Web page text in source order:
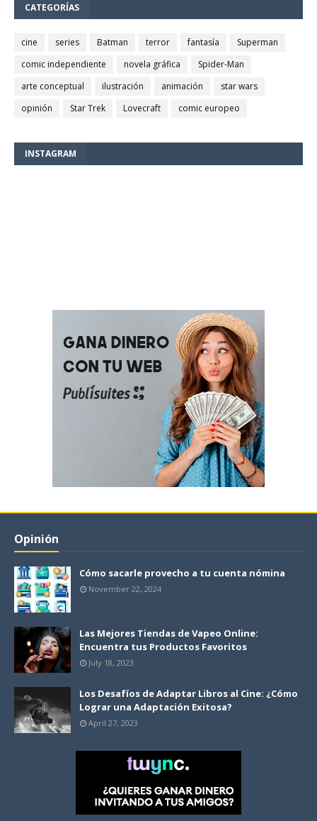
CATEGORÍAS
cine series Batman terror fantasía
Superman
comic independiente
novela gráfica
Spider-Man
arte conceptual
ilustración animación
star wars
opinión
Star Trek Lovecraft comic europeo
INSTAGRAM
Opinión
Cómo sacarle provecho a tu cuenta nómina
November 22, 2024
Las Mejores Tiendas de Vapeo Online:
Encuentra tus Productos Favoritos
July 18, 2023
Los Desafíos de Adaptar Libros al Cine: ¿Cómo
Lograr una Adaptación Exitosa?
April 27, 2023